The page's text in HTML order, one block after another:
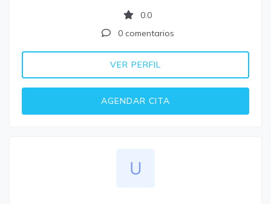
0.0
0 comentarios
VER PERFIL
AGENDAR CITA